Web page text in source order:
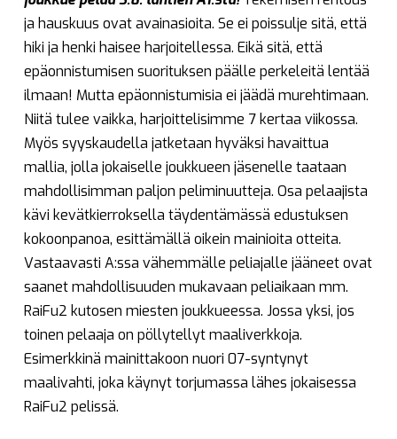
ja hauskuus ovat avainasioita. Se ei poissulje sitä, että
hiki ja henki haisee harjoitellessa. Eikä sitä, että
epäonnistumisen suorituksen päälle perkeleitä lentää
ilmaan! Mutta epäonnistumisia ei jäädä murehtimaan.
Niitä tulee vaikka, harjoittelisimme 7 kertaa viikossa.
Myös syyskaudella jatketaan hyväksi havaittua
mallia, jolla jokaiselle joukkueen jäsenelle taataan
mahdollisimman paljon peliminuutteja. Osa pelaajista
kävi kevätkierroksella täydentämässä edustuksen
kokoonpanoa, esittämällä oikein mainioita otteita.
Vastaavasti A:ssa vähemmälle peliajalle jääneet ovat
saanet mahdollisuuden mukavaan peliaikaan mm.
RaiFu2 kutosen miesten joukkueessa. Jossa yksi, jos
toinen pelaaja on pöllytellyt maaliverkkoja.
Esimerkkinä mainittakoon nuori 07-syntynyt
maalivahti, joka käynyt torjumassa lähes jokaisessa
RaiFu2 pelissä.